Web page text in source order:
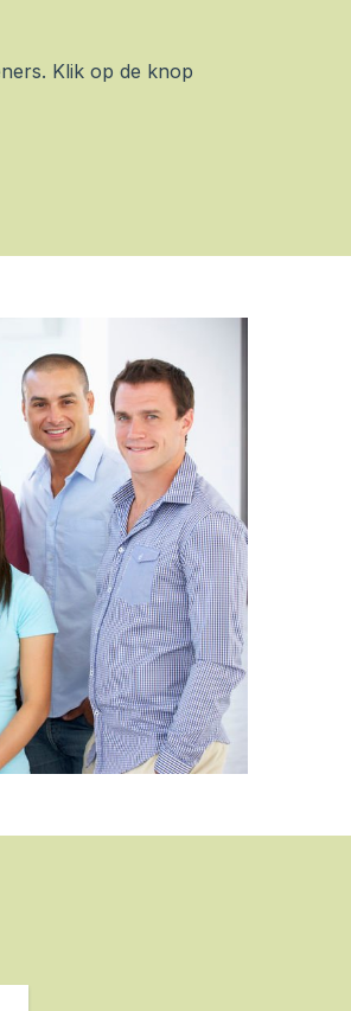
Klik op de knop